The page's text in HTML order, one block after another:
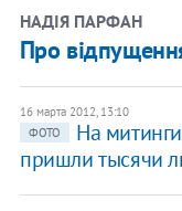
НАДІЯ ПАРФАН
Про
16 марта 2012, 13:10
ФОТО
На
пришли тысячи